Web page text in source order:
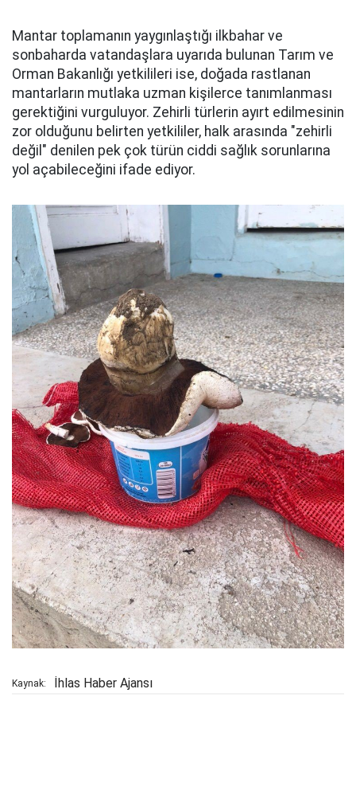
Mantar toplamanın yaygınlaştığı ilkbahar ve
sonbaharda vatandaşlara uyarıda bulunan Tarım ve
Orman Bakanlığı yetkilileri ise, doğada rastlanan
mantarların mutlaka uzman kişilerce tanımlanması
gerektiğini vurguluyor. Zehirli türlerin ayırt edilmesinin
zor olduğunu belirten yetkililer, halk arasında "zehirli
değil" denilen pek çok türün ciddi sağlık sorunlarına
yol açabileceğini ifade ediyor.
Kaynak: İhlas Haber Ajansı